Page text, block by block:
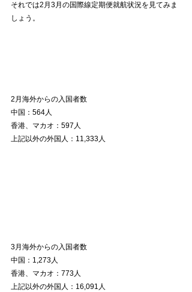
それでは2月3月の国際線定期便就航状況を見てみま
しょう。
2月海外からの入国者数
中国：564人
香港、マカオ：597人
上記以外の外国人：11,333人
3月海外からの入国者数
中国：1,273人
香港、マカオ：773人
上記以外の外国人：16,091人